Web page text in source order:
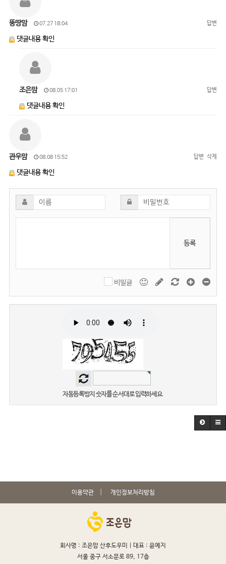
뚱땅맘 07.27 18:04 답변
댓글내용 확인
조은맘 08.05 17:01 답변
댓글내용 확인
관우맘 08.08 15:52 답변 삭제
댓글내용 확인
등록
비밀글
자동등록방지 숫자를 순서대로 입력하세요.
이용약관 개인정보처리방침
회사명 : 조은맘 산후도우미 | 대표 : 윤예지
서울 중구 서소문로 89, 17층